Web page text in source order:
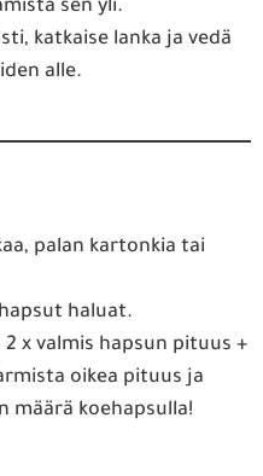
sen yli.
katkaise lanka ja vedä
alle.
palan kartonkia tai
haluat.
x valmis hapsun pituus +
oikea pituus ja
määrä koehapsulla!